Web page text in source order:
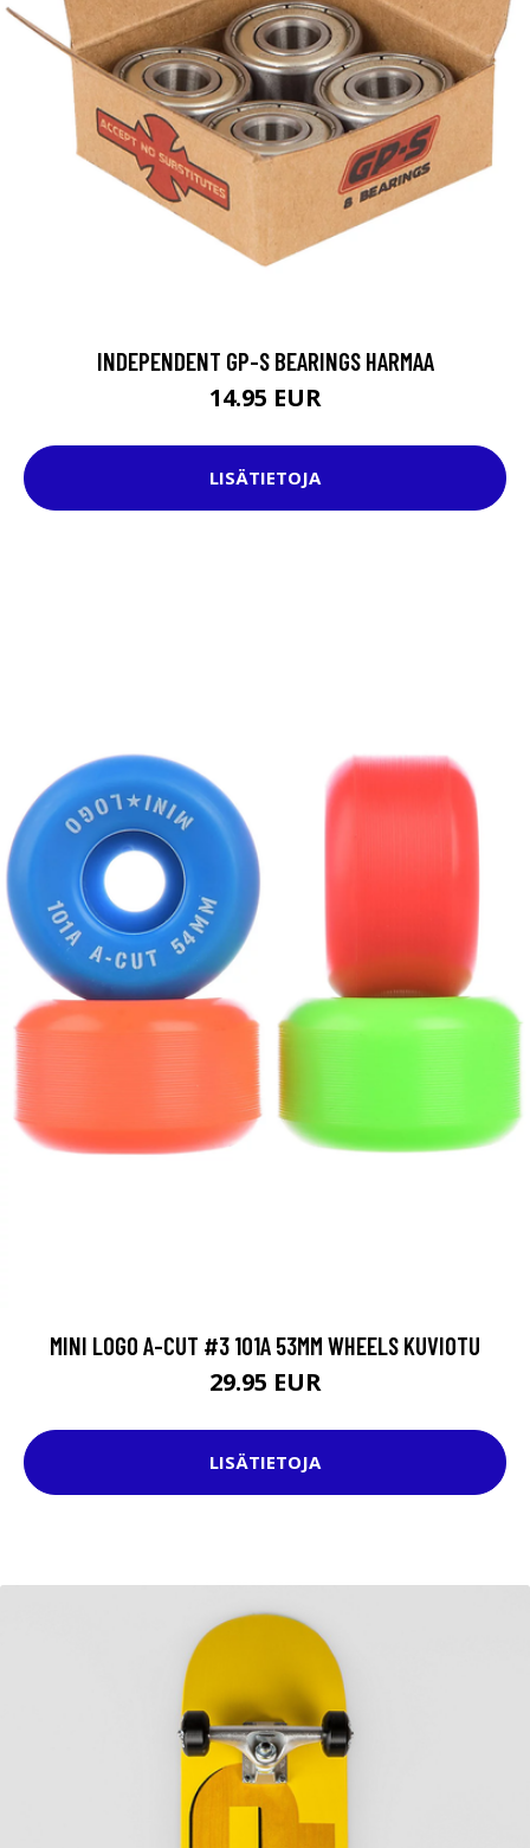
INDEPENDENT GP-S BEARINGS HARMAA
14.95 EUR
LISÄTIETOJA
MINI LOGO A-CUT #3 101A 53MM WHEELS KUVIOTU
29.95 EUR
LISÄTIETOJA